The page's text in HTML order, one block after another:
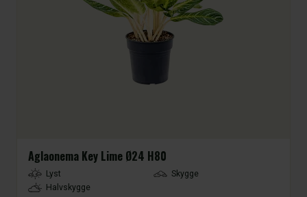
Aglaonema Key Lime Ø24 H80
LightType
Lyst
Skygge
Halvskygge